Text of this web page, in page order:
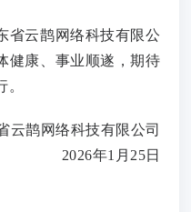
省云鹊网络科技有限公
健康、事业顺遂，期待
云鹊网络科技有限公司
2026年1月25日